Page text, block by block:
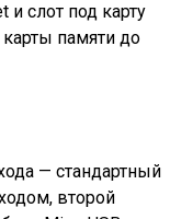
и слот под карту
памяти до
— стандартный
второй